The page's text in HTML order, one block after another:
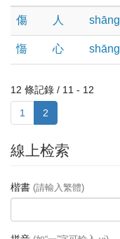
傷 人 shānɡ
慯 心 shānɡ
12 條記錄 / 11 - 12
1 2
線上检索
楷書 (請輸入繁體)